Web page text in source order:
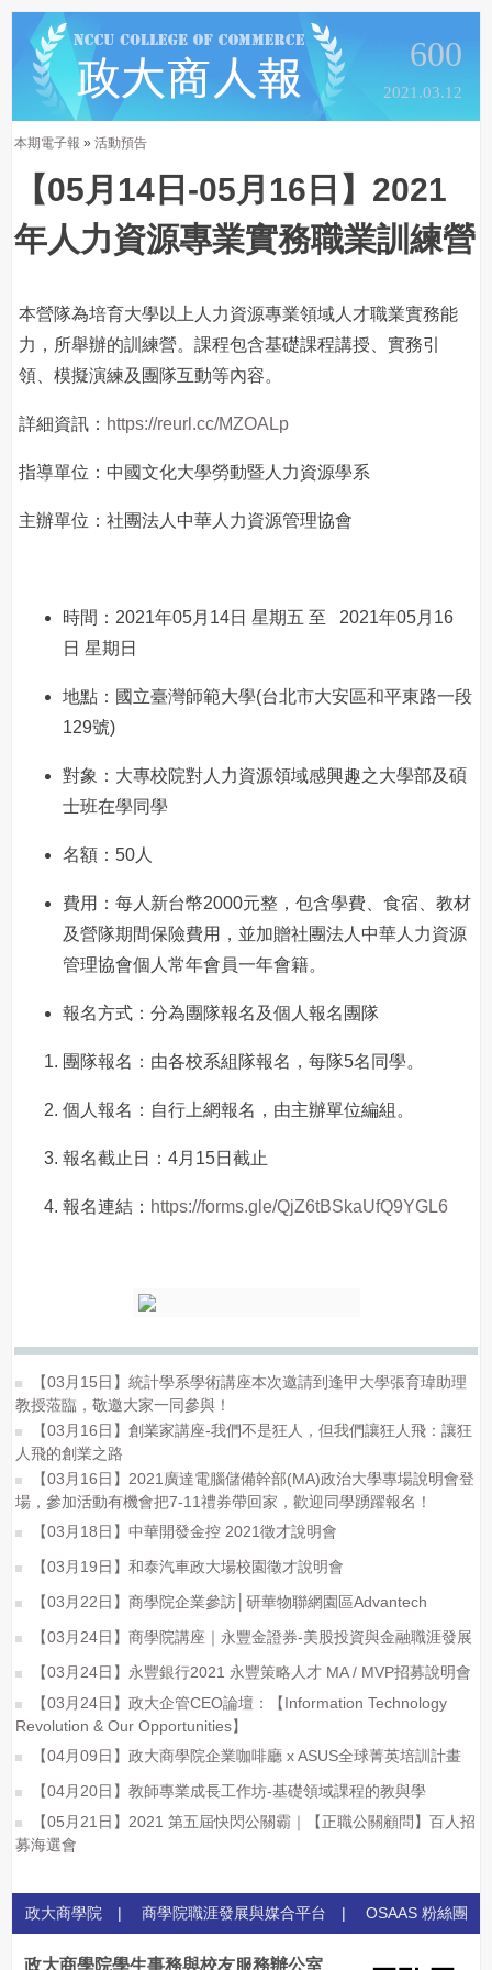
600
2021.03.12
本期電子報 » 活動預告
【05月14日-05月16日】2021
年人力資源專業實務職業訓練營
本營隊為培育大學以上人力資源專業領域人才職業實務能
力，所舉辦的訓練營。課程包含基礎課程講授、實務引
領、模擬演練及團隊互動等內容。
詳細資訊： https://reurl.cc/MZOALp
指導單位：中國文化大學勞動暨人力資源學系
主辦單位：社團法人中華人力資源管理協會
時間：2021年05月14日 星期五 至 2021年05月16
日 星期日
地點：國立臺灣師範大學(台北市大安區和平東路一段
129號)
對象：大專校院對人力資源領域感興趣之大學部及碩
士班在學同學
名額：50人
費用：每人新台幣2000元整，包含學費、食宿、教材
及營隊期間保險費用，並加贈社團法人中華人力資源
管理協會個人常年會員一年會籍。
報名方式：分為團隊報名及個人報名團隊
團隊報名：由各校系組隊報名，每隊5名同學。
個人報名：自行上網報名，由主辦單位編組。
報名截止日：4月15日截止
報名連結： https://forms.gle/QjZ6tBSkaUfQ9YGL6
【03月15日】統計學系學術講座本次邀請到逢甲大學張育瑋助理
教授蒞臨，敬邀大家一同參與！
【03月16日】創業家講座-我們不是狂人，但我們讓狂人飛：讓狂
人飛的創業之路
【03月16日】2021廣達電腦儲備幹部(MA)政治大學專場說明會登
場，參加活動有機會把7-11禮券帶回家，歡迎同學踴躍報名！
【03月18日】中華開發金控 2021徵才說明會
【03月19日】和泰汽車政大場校園徵才說明會
【03月22日】商學院企業參訪│研華物聯網園區Advantech
【03月24日】商學院講座｜永豐金證券-美股投資與金融職涯發展
【03月24日】永豐銀行2021 永豐策略人才 MA / MVP招募說明會
【03月24日】政大企管CEO論壇：【Information Technology
Revolution & Our Opportunities】
【04月09日】政大商學院企業咖啡廳 x ASUS全球菁英培訓計畫
【04月20日】教師專業成長工作坊-基礎領域課程的教與學
【05月21日】2021 第五屆快閃公關霸｜【正職公關顧問】百人招
募海選會
政大商學院 | 商學院職涯發展與媒合平台 | OSAAS 粉絲團
政大商學院學生事務與校友服務辦公室